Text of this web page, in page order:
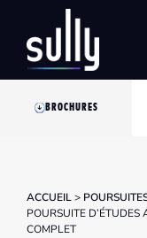
BROCHURES
ACCUEIL>
POURSUITE
COMPLET